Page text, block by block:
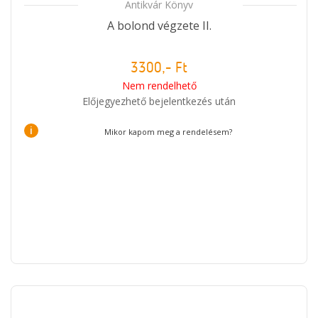
Antikvár Könyv
A bolond végzete II.
3300,- Ft
Nem rendelhető
Előjegyezhető bejelentkezés után
i Mikor kapom meg a rendelésem?